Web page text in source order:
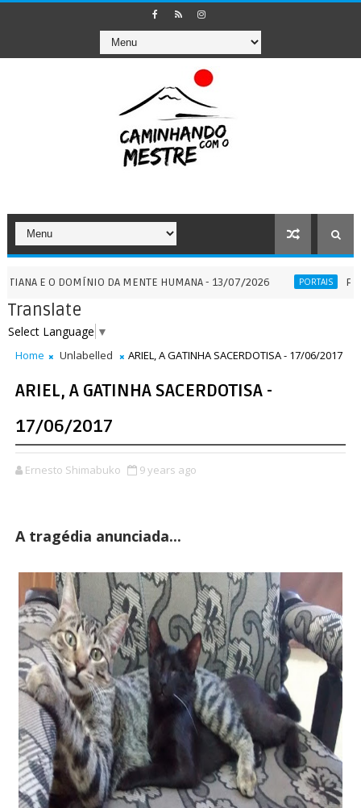
DOMÍNIO DA MENTE HUMANA - 13/07/2026 PORTAIS PORTAL 7:7
Translate
Select Language ▼
Home Unlabelled ARIEL, A GATINHA SACERDOTISA - 17/06/2017
ARIEL, A GATINHA SACERDOTISA -
17/06/2017
Ernesto Shimabuko 9 years ago
A tragédia anunciada...